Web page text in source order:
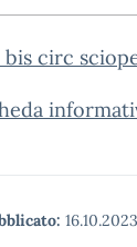
bis circ
16.10.2023